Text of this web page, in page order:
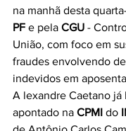
na manhã desta
PF e pela CGU -
União, com foco em
fraudes envolvendo
indevidos em
A lexandre Caetano já
apontado na CPMI do